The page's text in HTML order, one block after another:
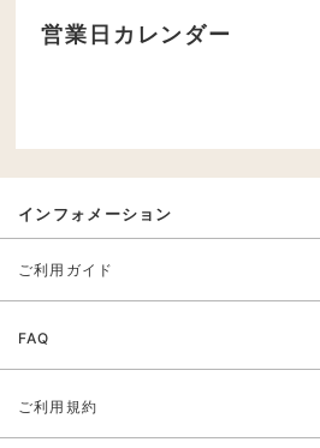
営業日カレンダー
インフォメーション
ご利用ガイド
FAQ
ご利用規約